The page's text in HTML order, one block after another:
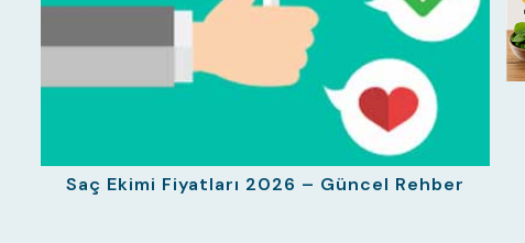
Saç Ekimi Fiyatları 2026 – Güncel Rehber